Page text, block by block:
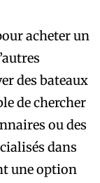
acheter un
des bateaux
de chercher
ou des
dans
une option